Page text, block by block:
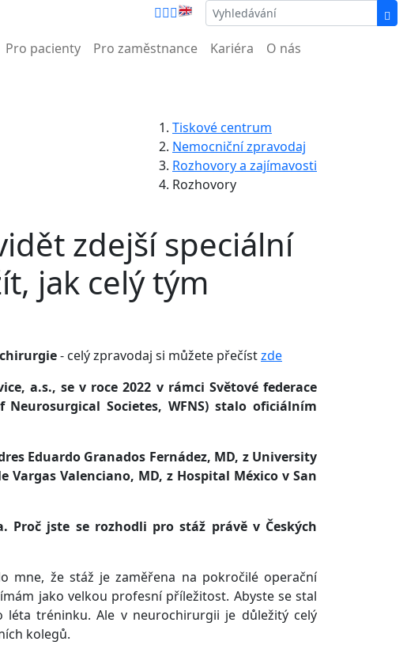
Pro pacienty Pro zaměstnance Kariéra O nás
Tiskové centrum
Nemocniční zpravodaj
Rozhovory a zajímavosti
Rozhovory
zdejší speciální
jak celý tým
- celý zpravodaj si můžete přečístzde
a.s., se v roce 2022 v rámci Světové federace
Societes, WFNS) stalo oficiálním
Eduardo Granados Fernádez, MD, z University
Vargas Valenciano, MD, z Hospital México v San
jste se rozhodli pro stáž právě v Českých
mne, že stáž je zaměřena na pokročilé operační
jako velkou profesní příležitost. Abyste se stal
tréninku. Ale v neurochirurgii je důležitý celý
kolegů.